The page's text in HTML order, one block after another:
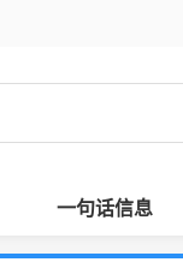
一句话信息